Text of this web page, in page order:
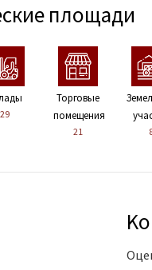
площади
29
Торговые
помещения
21